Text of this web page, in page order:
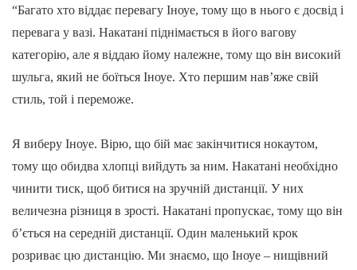
“Багато хто віддає перевагу Іноуе, тому що в нього є досвід і
перевага у вазі. Накатані піднімається в його вагову
категорію, але я віддаю йому належне, тому що він високий
шульга, який не боїться Іноуе. Хто першим нав’яже свій
стиль, той і переможе.
Я виберу Іноуе. Вірю, що бій має закінчитися нокаутом,
тому що обидва хлопці вийдуть за ним. Накатані необхідно
чинити тиск, щоб битися на зручній дистанції. У них
величезна різниця в зрості. Накатані пропускає, тому що він
б’ється на середній дистанції. Один маленький крок
розриває цю дистанцію. Ми знаємо, що Іноуе – нищівний